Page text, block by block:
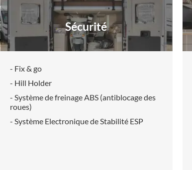
Sécurité
- Fix & go
- Hill Holder
- Système de freinage ABS (antiblocage des
roues)
- Système Electronique de Stabilité ESP